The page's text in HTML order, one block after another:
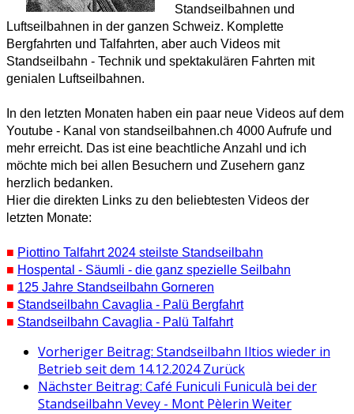
Standseilbahnen und
Luftseilbahnen in der ganzen Schweiz. Komplette
Bergfahrten und Talfahrten, aber auch Videos mit
Standseilbahn - Technik und spektakulären Fahrten mit
genialen Luftseilbahnen.
In den letzten Monaten haben ein paar neue Videos auf dem
Youtube - Kanal von standseilbahnen.ch 4000 Aufrufe und
mehr erreicht. Das ist eine beachtliche Anzahl und ich
möchte mich bei allen Besuchern und Zusehern ganz
herzlich bedanken.
Hier die direkten Links zu den beliebtesten Videos der
letzten Monate:
■ Piottino Talfahrt 2024 steilste Standseilbahn
■ Hospental - Säumli - die ganz spezielle Seilbahn
■ 125 Jahre Standseilbahn Gorneren
■ Standseilbahn Cavaglia - Palü Bergfahrt
■ Standseilbahn Cavaglia - Palü Talfahrt
Vorheriger Beitrag: Standseilbahn Iltios wieder in
Betrieb seit dem 14.12.2024Zurück
Nächster Beitrag: Café Funiculi Funiculà bei der
Standseilbahn Vevey - Mont Pèlerin Weiter